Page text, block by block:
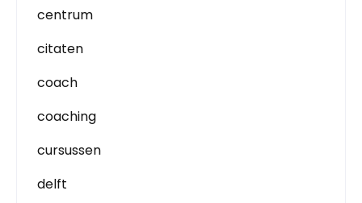
centrum
citaten
coach
coaching
cursussen
delft